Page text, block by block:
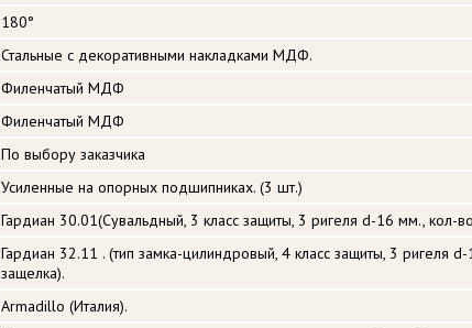
180°
Стальные с декоративными накладками МДФ.
Филенчатый МДФ
Филенчатый МДФ
По выбору заказчика
Усиленные на опорных подшипниках. (3 шт.)
Гардиан 30.01(Сувальдный, 3 класс защиты, 3 ригеля d-16 мм., кол-
Гардиан 32.11 . (тип замка-цилиндровый, 4 класс защиты, 3 ригеля
защелка).
Armadillo (Италия).